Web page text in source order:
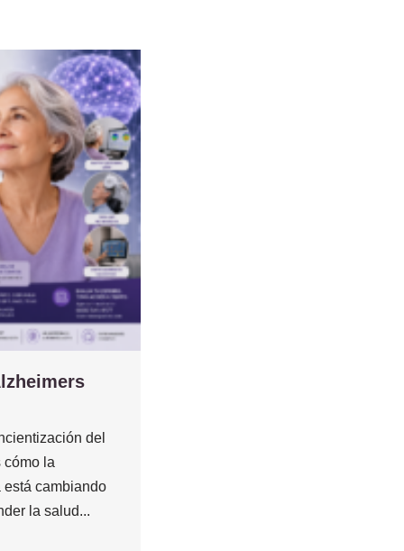
del
cómo la
está cambiando
la salud...